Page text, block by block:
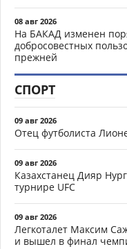
08 авг 2026
На БАКАД изменен
добросовестных
прежней
СПОРТ
09 авг 2026
Отец футболиста
09 авг 2026
Казахстанец Дияр
турнире UFC
09 авг 2026
Легкоталет Максим
и вышел в финал